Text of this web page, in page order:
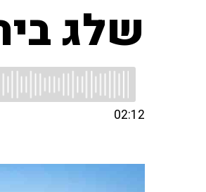
שלג
02:12